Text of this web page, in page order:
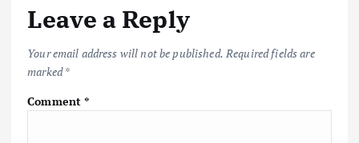
Leave a Reply
Your email address will not be published. Required fields are
marked*
Comment*